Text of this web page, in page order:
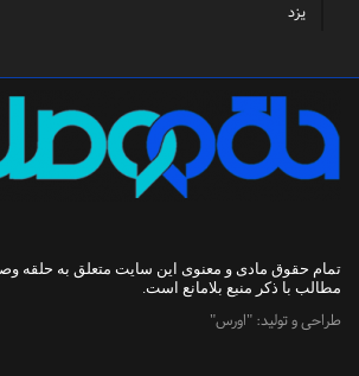
یزد
تمام حقوق مادی و معنوی این سایت متعلق به حلقه
مطالب با ذکر منبع بلامانع است.
طراحی و تولید: "اورس"